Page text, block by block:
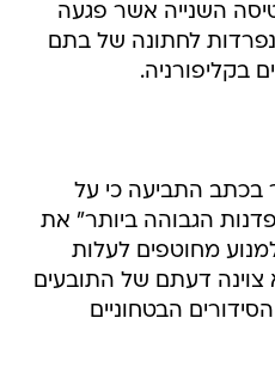
השנייה אשר פגעה
נפרדות לחתונה של בתם
בקליפורניה.
בכתב התביעה כי על
הגבוהה ביותר" את
מחוטפים לעלות
דעתם של התובעים
הבטחוניים